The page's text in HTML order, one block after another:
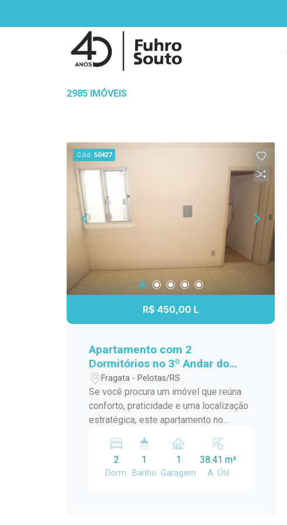
2985 IMÓVEIS
Cód. 50427
R$ 450,00 L
Apartamento com 2
Dormitórios no 3º Andar do
Residencial Estrela Gaúcha -
Excelente Localização
Fragata - Pelotas/RS
Se você procura um imóvel que reúna
conforto, praticidade e uma localização
estratégica, este apartamento no
excelente oportunidade. Com
ambientes bem distribuídos e ótima
iluminação natural, é ideal para quem
2
Dorm.
1
Banho
1
Garagem
38.41 m²
A. Útil